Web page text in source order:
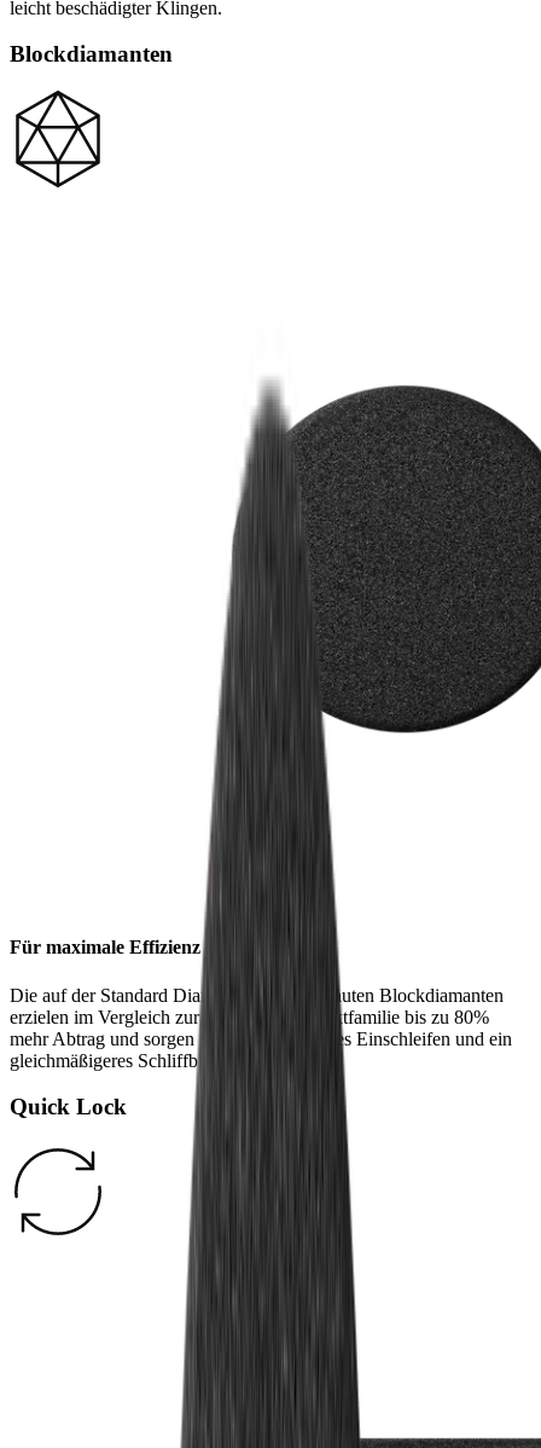
leicht beschädigter Klingen.
Blockdiamanten
Für maximale Effizienz
Die auf der Standard Diamantscheibe verbauten Blockdiamanten
erzielen im Vergleich zur HORL®2 Produktfamilie bis zu 80%
mehr Abtrag und sorgen für noch schnelleres Einschleifen und ein
gleichmäßigeres Schliffbild.
Quick Lock